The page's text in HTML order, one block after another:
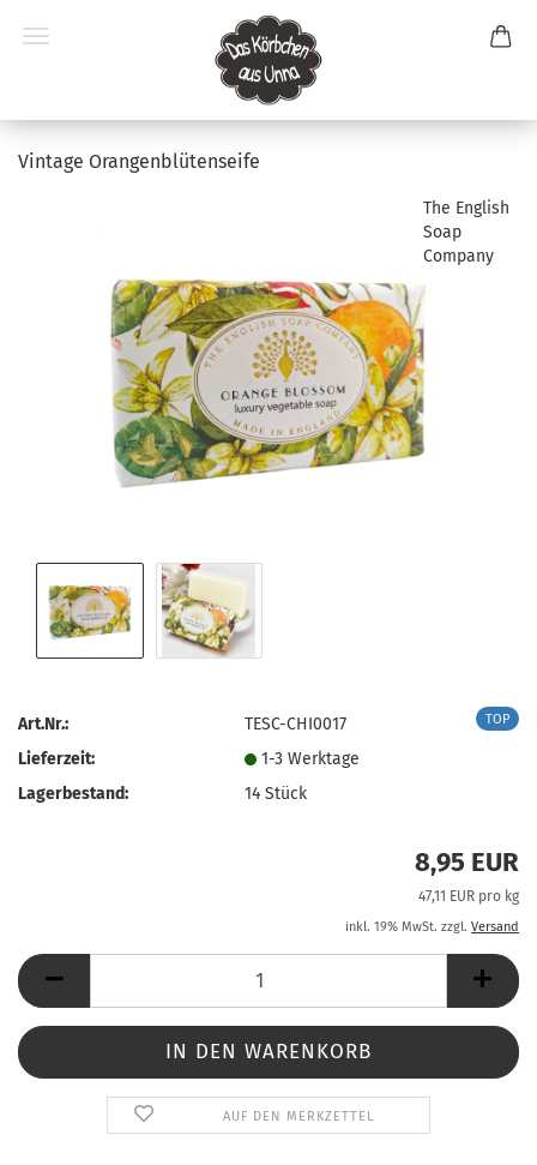
Vintage Orangenblütenseife
The English
Soap
Company
TOP
Art.Nr.:
TESC-CHI0017
Lieferzeit:
1-3 Werktage
Lagerbestand:
14Stück
8,95 EUR
47,11 EUR pro kg
inkl. 19% MwSt. zzgl. Versand
AUF DEN MERKZETTEL